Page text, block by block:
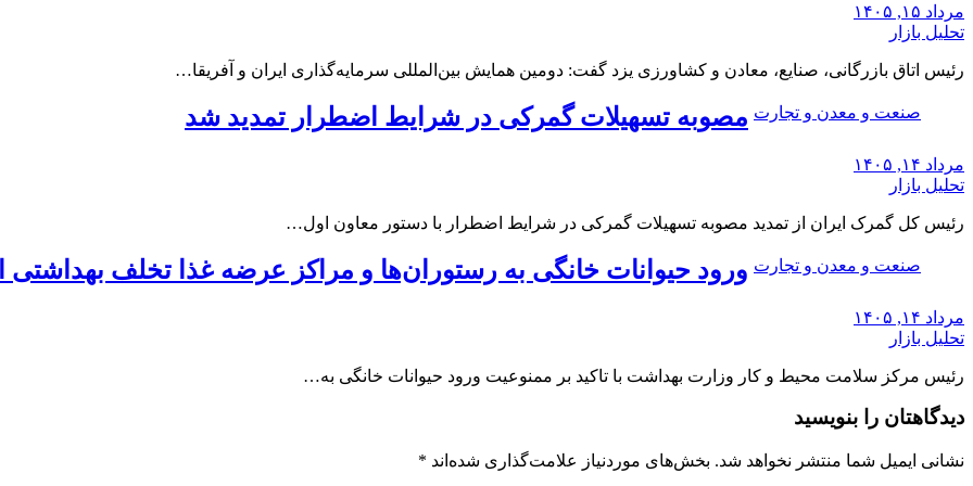
مرداد ۱۵, ۱۴۰۵
تحلیل بازار
رئیس اتاق بازرگانی، صنایع، معادن و کشاورزی یزد گفت: دومین همایش بین‌المللی سرمایه‌گذاری ایران و آفریقا…
صنعت و معدن و تجارت مصوبه تسهیلات گمرکی در شرایط اضطرار تمدید شد
مرداد ۱۴, ۱۴۰۵
تحلیل بازار
رئیس کل گمرک ایران از تمدید مصوبه تسهیلات گمرکی در شرایط اضطرار با دستور معاون اول…
صنعت و معدن و تجارت ورود حیوانات خانگی به رستوران‌ها و مراکز عرضه غذا تخلف
مرداد ۱۴, ۱۴۰۵
تحلیل بازار
رئیس مرکز سلامت محیط و کار وزارت بهداشت با تاکید بر ممنوعیت ورود حیوانات خانگی به…
دیدگاهتان را بنویسید
نشانی ایمیل شما منتشر نخواهد شد. بخش‌های موردنیاز علامت‌گذاری شده‌اند *